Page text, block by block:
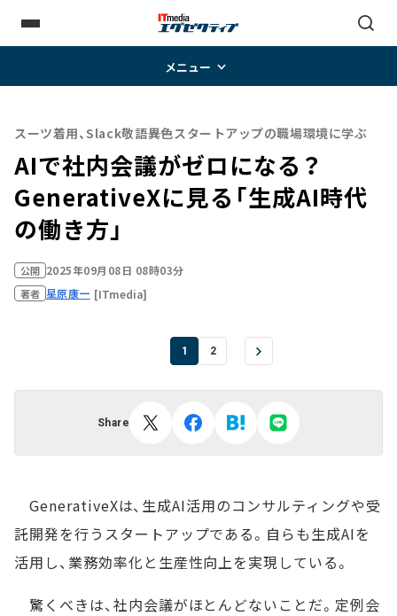
メニュー
スーツ着用、Slack敬語――異色スタートアップの職場環境に学ぶ
AIで社内会議がゼロになる？
GenerativeXに見る「生成AI時代
の働き方」
公開 2025年09月08日 08時03分
著者 星原康一 [ITmedia]
1 2
Share
GenerativeXは、生成AI活用のコンサルティングや受
託開発を行うスタートアップである。自らも生成AIを
活用し、業務効率化と生産性向上を実現している。
驚くべきは、社内会議がほとんどないことだ。定例会